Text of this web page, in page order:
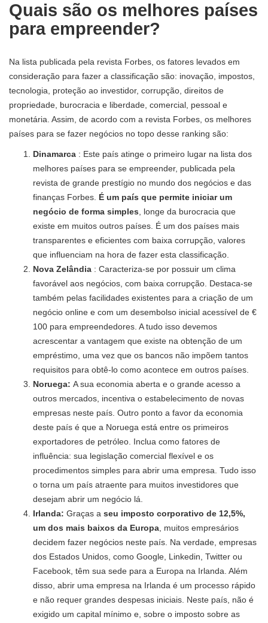
Quais são os melhores países
para empreender?
Na lista publicada pela revista Forbes, os fatores levados em
consideração para fazer a classificação são: inovação, impostos,
tecnologia, proteção ao investidor, corrupção, direitos de
propriedade, burocracia e liberdade, comercial, pessoal e
monetária. Assim, de acordo com a revista Forbes, os melhores
países para se fazer negócios no topo desse ranking são:
Dinamarca : Este país atinge o primeiro lugar na lista dos
melhores países para se empreender, publicada pela
revista de grande prestígio no mundo dos negócios e das
finanças Forbes. É um país que permite iniciar um
negócio de forma simples , longe da burocracia que
existe em muitos outros países. É um dos países mais
transparentes e eficientes com baixa corrupção, valores
que influenciam na hora de fazer esta classificação.
Nova Zelândia : Caracteriza-se por possuir um clima
favorável aos negócios, com baixa corrupção. Destaca-se
também pelas facilidades existentes para a criação de um
negócio online e com um desembolso inicial acessível de €
100 para empreendedores. A tudo isso devemos
acrescentar a vantagem que existe na obtenção de um
empréstimo, uma vez que os bancos não impõem tantos
requisitos para obtê-lo como acontece em outros países.
Noruega: A sua economia aberta e o grande acesso a
outros mercados, incentiva o estabelecimento de novas
empresas neste país. Outro ponto a favor da economia
deste país é que a Noruega está entre os primeiros
exportadores de petróleo. Inclua como fatores de
influência: sua legislação comercial flexível e os
procedimentos simples para abrir uma empresa. Tudo isso
o torna um país atraente para muitos investidores que
desejam abrir um negócio lá.
Irlanda: Graças a seu imposto corporativo de 12,5%,
um dos mais baixos da Europa , muitos empresários
decidem fazer negócios neste país. Na verdade, empresas
dos Estados Unidos, como Google, Linkedin, Twitter ou
Facebook, têm sua sede para a Europa na Irlanda. Além
disso, abrir uma empresa na Irlanda é um processo rápido
e não requer grandes despesas iniciais. Neste país, não é
exigido um capital mínimo e, sobre o imposto sobre as